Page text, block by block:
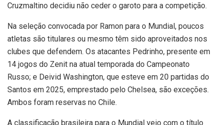
Cruzmaltino decidiu não ceder o garoto para a competição.
Na seleção convocada por Ramon para o Mundial, poucos
atletas são titulares ou mesmo têm sido aproveitados nos
clubes que defendem. Os atacantes Pedrinho, presente em
14 jogos do Zenit na atual temporada do Campeonato
Russo; e Deivid Washington, que esteve em 20 partidas do
Santos em 2025, emprestado pelo Chelsea, são exceções.
Ambos foram reservas no Chile.
A classificação brasileira para o Mundial veio com o título